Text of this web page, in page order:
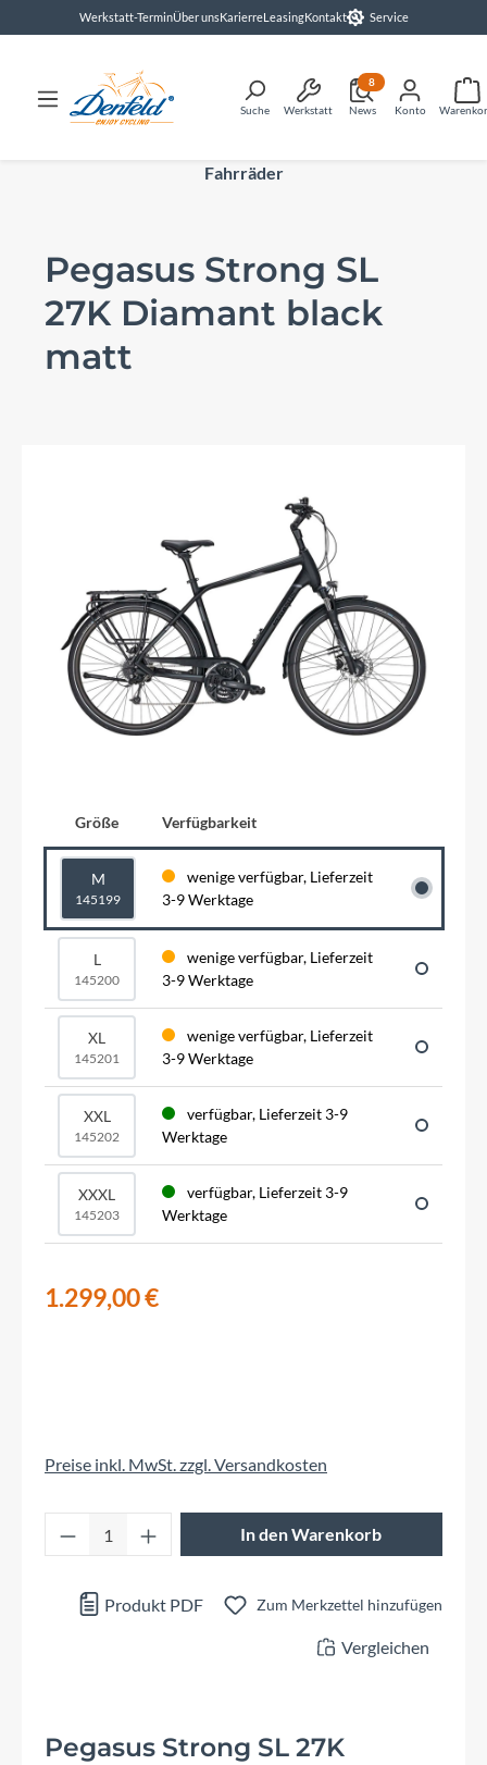
springenWerkstatt-TerminÜber unsKarierreLeasingKontakt Service
Suche Werkstatt News
8
Konto
Fahrräder
Pegasus Strong SL
27K Diamant black
matt
Größe Verfügbarkeit
M
145199
wenige verfügbar, Lieferzeit
3-9 Werktage
L
145200
wenige verfügbar, Lieferzeit
3-9 Werktage
XL
145201
wenige verfügbar, Lieferzeit
3-9 Werktage
XXL
145202
verfügbar, Lieferzeit 3-9
Werktage
XXXL
145203
verfügbar, Lieferzeit 3-9
Werktage
1.299,00 €
Preise inkl. MwSt. zzgl. Versandkosten
Produkt Anzahl: Gib den gewünschten
In den Warenkorb
Produkt PDF Zum Merkzettel hinzufügen
Vergleichen
Pegasus Strong SL 27K